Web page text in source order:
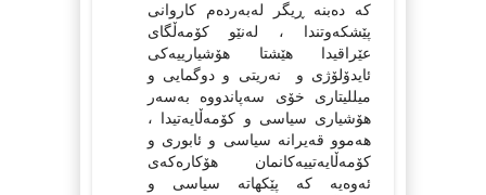
کە دەبنە ڕیگر لەبەردەم کاروانی
پێشکەوتندا ، لەنێو کۆمەڵگای
عێراقیدا هێشتا هۆشیارییەکی
ئایدۆلۆژی و نەریتی و دوگمایی و
میللیتاری خۆی سەپاندووە بەسەر
هۆشیاری سیاسی و کۆمەڵایەتیدا ،
هەموو قەیرانە سیاسی و ئابوری و
کۆمەڵایەتییەکانمان هۆکارەکەی
ئەوەیە کە پێکهاتە سیاسی و